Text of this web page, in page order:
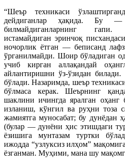
“Шеър техникаси
дейдиганлар ҳақида. Бу —
билмайдиганларнинг
истамайдиган эринчоқ
ночорлик ётган — беписанд
ўрганилмайди. Шоир бўладиган
учиб кирган аллақандай
айлантиришни ўз-ўзидан
бўлади. Назаримда, шеър
бўлмаса керак. Шеърнинг
шаклини ичингда яралган оҳанг
изланиш, кўнгил ва руҳни тоза
жамиятга муносабат; бу дунёдан
(булар — дунёни ҳис этишдаги
ёзишига мунтазам туртки
ижодда “узлуксиз илҳом”
ёзганман. Муҳими, мана шу